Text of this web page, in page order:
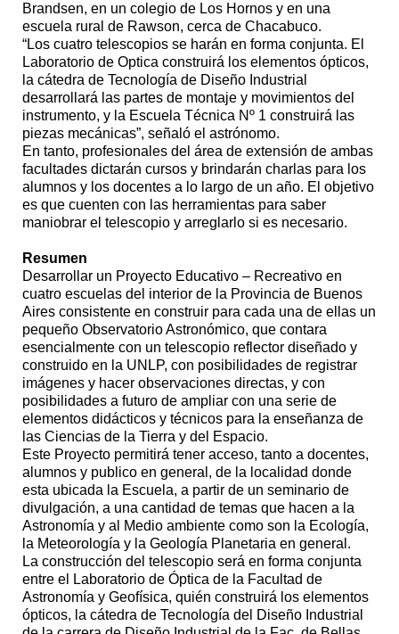
Brandsen, en un colegio de Los Hornos y en una
escuela rural de Rawson, cerca de Chacabuco.
“Los cuatro telescopios se harán en forma conjunta. El
Laboratorio de Optica construirá los elementos ópticos,
la cátedra de Tecnología de Diseño Industrial
desarrollará las partes de montaje y movimientos del
instrumento, y la Escuela Técnica Nº 1 construirá las
piezas mecánicas”, señaló el astrónomo.
En tanto, profesionales del área de extensión de ambas
facultades dictarán cursos y brindarán charlas para los
alumnos y los docentes a lo largo de un año. El objetivo
es que cuenten con las herramientas para saber
maniobrar el telescopio y arreglarlo si es necesario.
Resumen
Desarrollar un Proyecto Educativo – Recreativo en
cuatro escuelas del interior de la Provincia de Buenos
Aires consistente en construir para cada una de ellas un
pequeño Observatorio Astronómico, que contara
esencialmente con un telescopio reflector diseñado y
construido en la UNLP, con posibilidades de registrar
imágenes y hacer observaciones directas, y con
posibilidades a futuro de ampliar con una serie de
elementos didácticos y técnicos para la enseñanza de
las Ciencias de la Tierra y del Espacio.
Este Proyecto permitirá tener acceso, tanto a docentes,
alumnos y publico en general, de la localidad donde
esta ubicada la Escuela, a partir de un seminario de
divulgación, a una cantidad de temas que hacen a la
Astronomía y al Medio ambiente como son la Ecología,
la Meteorología y la Geología Planetaria en general.
La construcción del telescopio será en forma conjunta
entre el Laboratorio de Óptica de la Facultad de
Astronomía y Geofísica, quién construirá los elementos
ópticos, la cátedra de Tecnología del Diseño Industrial